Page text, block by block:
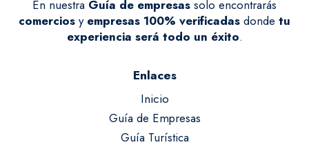
En nuestra Guía de empresas solo encontrarás
comercios y empresas 100% verificadas donde tu
experiencia será todo un éxito.
Enlaces
Inicio
Guía de Empresas
Guía Turística